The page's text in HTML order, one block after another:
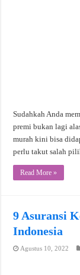
Sudahkah Anda
premi bukan lagi
murah kini bisa
perlu takut salah
Read More »
9 Asuransi
Indonesia
Agustus 10, 2022